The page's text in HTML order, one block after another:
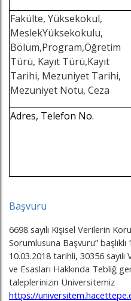
Fakülte, Yüksekokul,
MeslekYüksekokulu,
Bölüm,Program,Öğretim
Türü, Kayıt Türü,Kayıt
Tarihi, Mezuniyet Tarihi,
Mezuniyet Notu, Ceza
Adres, Telefon No.
Başvuru
6698 sayılı Kişisel Verilerin
Sorumlusuna Başvuru” başlıklı
10.03.2018 tarihli, 30356
ve Esasları Hakkında Tebliğ
taleplerinizin Üniversitemiz
https://